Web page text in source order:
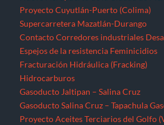
Proyecto Cuyutlán-Puerto (Colima)
Supercarretera Mazatlán-Durango
Contacto Corredores industriales
Espejos de la resistencia Feminicidios
Fracturación Hidráulica (Fracking)
Hidrocarburos
Gasoducto Jaltipan – Salina Cruz
Gasoducto Salina Cruz – Tapachula
Proyecto Aceites Terciarios del Golfo